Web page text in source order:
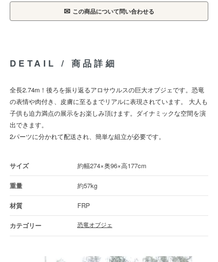
✉ この商品について問い合わせる
DETAIL / 商品詳細
全長2.74m！後ろを振り返るアロサウルスの巨大オブジェです。恐竜
の表情や肉付き、皮膚に至るまでリアルに表現されています。 大人も
子供も迫力満点の展示をお楽しみ頂けます。ダイナミックな空間を演
出できます。
2パーツに分かれて配送され、簡単な組立が必要です。
約幅274×奥96×高177cm
約57kg
FRP
恐竜オブジェ